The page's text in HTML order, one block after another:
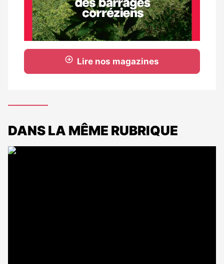
Lire nos magazines
DANS LA MÊME RUBRIQUE